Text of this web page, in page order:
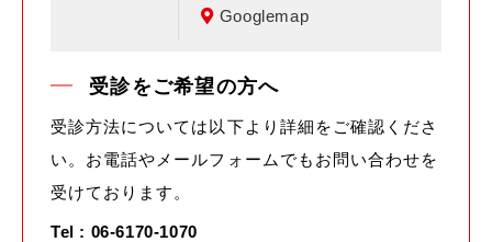
Googlemap
受診をご希望の方へ
受診方法については以下より詳細をご確認くださ
い。お電話やメールフォームでもお問い合わせを
受けております。
Tel : 06-6170-1070